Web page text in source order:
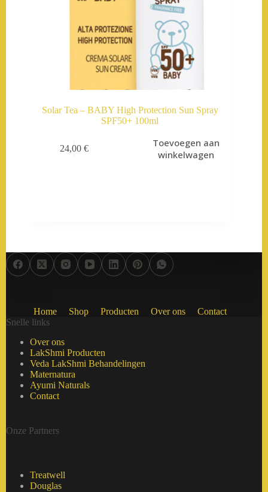
Solar Tea – BABY High Protection Sun Spray
SPF50+ 100ml
24,00 €
Toevoegen aan
winkelwagen
Home Shop Producten Over ons
Contact
Snelle links
Over ons
LakShmi Producten
Veda LakShmi Behandelingen
Maternatura
Ayumi Naturals
Contact
Onze Partners
Treatwell
Douglas